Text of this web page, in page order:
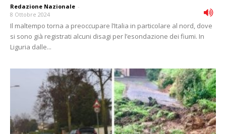
Redazione Nazionale -
8 Ottobre 2024
Il maltempo torna a preoccupare l’Italia in particolare al nord, dove
si sono già registrati alcuni disagi per l’esondazione dei fiumi. In
Liguria dalle...